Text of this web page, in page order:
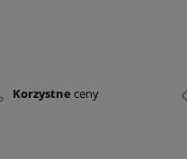
Korzystne ceny